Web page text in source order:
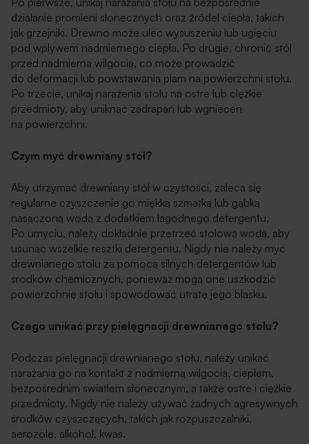
działanie promieni słonecznych oraz źródeł ciepła, takich
jak grzejniki. Drewno może ulec wysuszeniu lub ugięciu
pod wpływem nadmiernego ciepła. Po drugie, chronić stół
przed nadmierną wilgocią, co może prowadzić
do deformacji lub powstawania plam na powierzchni stołu.
Po trzecie, unikaj narażenia stołu na ostre lub ciężkie
przedmioty, aby uniknąć zadrapań lub wgnieceń
na powierzchni.
Czym myć drewniany stół?
Aby utrzymać drewniany stół w czystości, zaleca się
regularne czyszczenie go miękką szmatką lub gąbką
nasączoną wodą z dodatkiem łagodnego detergentu.
Po umyciu, należy dokładnie przetrzeć stołową wodą, aby
usunąć wszelkie resztki detergentu. Nigdy nie należy myć
drewnianego stołu za pomocą silnych detergentów lub
środków chemicznych, ponieważ mogą one uszkodzić
powierzchnię stołu i spowodować utratę jego blasku.
Czego unikać przy pielęgnacji drewnianego stołu?
Podczas pielęgnacji drewnianego stołu, należy unikać
narażania go na kontakt z nadmierną wilgocią, ciepłem,
bezpośrednim światłem słonecznym, a także ostre i ciężkie
przedmioty. Nigdy nie należy używać żadnych agresywnych
środków czyszczących, takich jak rozpuszczalniki,
aerozole, alkohol, kwas.